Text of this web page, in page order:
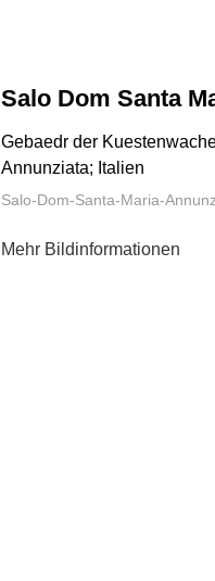
Salo Dom Santa
Gebaedr der
Annunziata; Italien
Salo-Dom-Santa-Maria-
Mehr Bildinformationen